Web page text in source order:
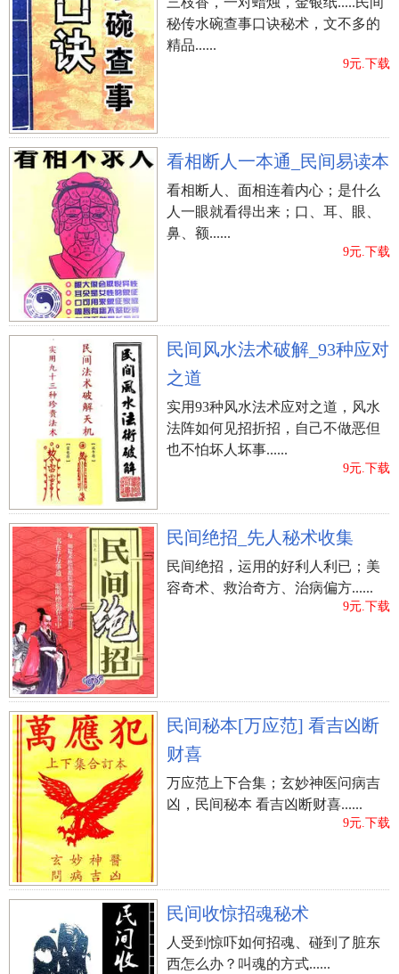
秘传水碗查事口诀秘术，文不多的
精品......
9元.下载
看相断人一本通_民间易读本
看相断人、面相连着内心；是什么
人一眼就看得出来；口、耳、眼、
鼻、额......
9元.下载
民间风水法术破解_93种应对
之道
实用93种风水法术应对之道，风水
法阵如何见招折招，自己不做恶但
也不怕坏人坏事......
9元.下载
民间绝招_先人秘术收集
民间绝招，运用的好利人利已；美
容奇术、救治奇方、治病偏方......
9元.下载
民间秘本[万应范] 看吉凶断
财喜
万应范上下合集；玄妙神医问病吉
凶，民间秘本 看吉凶断财喜......
9元.下载
民间收惊招魂秘术
人受到惊吓如何招魂、碰到了脏东
西怎么办？叫魂的方式......